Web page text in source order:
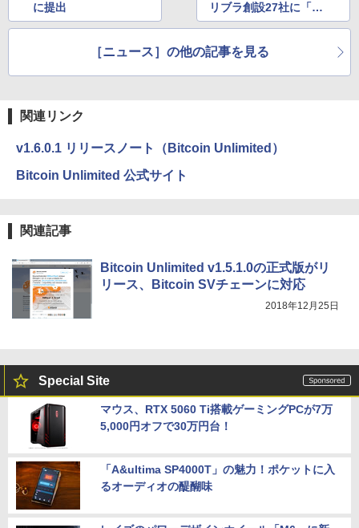
に提出
リブラ創設27社に「待
った」
［ニュース］の他の記事を見る
関連リンク
v1.6.0.1 リリースノート（Bitcoin Unlimited）
Bitcoin Unlimited 公式サイト
関連記事
Bitcoin Unlimited v1.5.1.0の正式版がリ
リース、Bitcoin SVチェーンに対応
2018年12月25日
Special Site
マウス、RTX 5060 Ti搭載ゲーミングPCが7万
5,000円オフで30万円台！
「A&ultima SP4000T」の魅力！ポケットに入
るオーディオの醍醐味